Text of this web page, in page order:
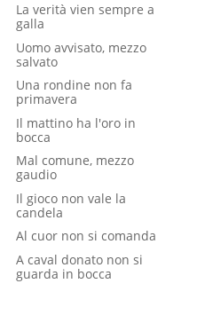
La verità vien sempre a
galla
Uomo avvisato, mezzo
salvato
Una rondine non fa
primavera
Il mattino ha l'oro in
bocca
Mal comune, mezzo
gaudio
Il gioco non vale la
candela
Al cuor non si comanda
A caval donato non si
guarda in bocca